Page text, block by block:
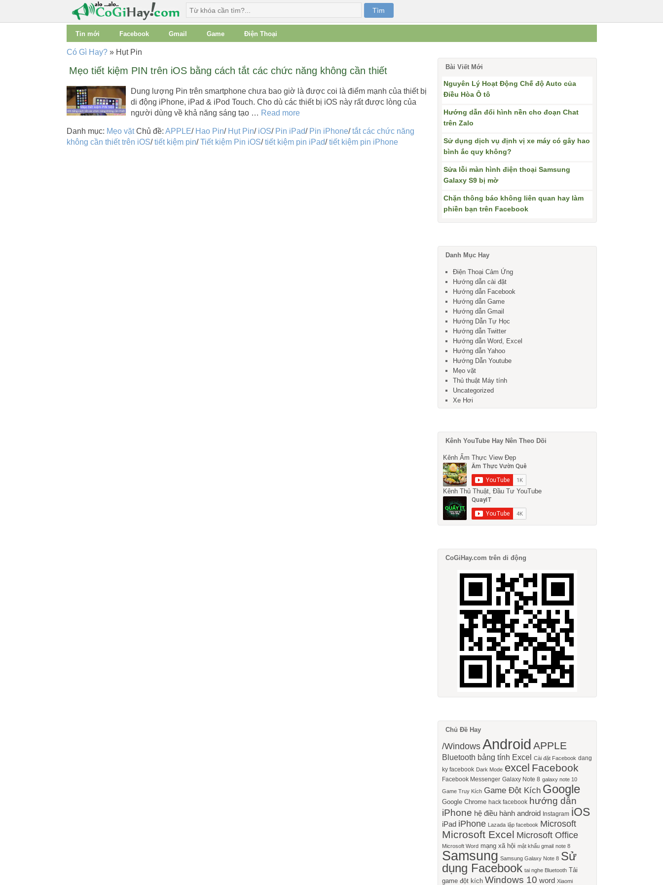
Tin mới Facebook Gmail Game Điện Thoại
Có Gì Hay? »Hụt Pin
Mẹo tiết kiệm PIN trên iOS bằng cách tắt các chức năng không cần thiết
Dung lượng Pin trên smartphone chưa bao giờ là được coi là điểm mạnh của thiết bị
di động iPhone, iPad & iPod Touch. Cho dù các thiết bị iOS này rất được lòng của
người dùng về khả năng sáng tạo … Read more
Danh mục: Mẹo vặt Chủ đề: APPLE/ Hao Pin/ Hụt Pin/ iOS/ Pin iPad/ Pin iPhone/tắt các chức năng
không cần thiết trên iOS/tiết kiệm pin/Tiết kiệm Pin iOS/tiết kiệm pin iPad/tiết kiệm pin iPhone
Bài Viết Mới
Nguyên Lý Hoạt Động Chế độ Auto của
Điều Hòa Ô tô
Hướng dẫn đổi hình nền cho đoạn Chat
trên Zalo
Sử dụng dịch vụ định vị xe máy có gây hao
bình ắc quy không?
Sửa lỗi màn hình điện thoại Samsung
Galaxy S9 bị mờ
Chặn thông báo không liên quan hay làm
phiền bạn trên Facebook
Danh Mục Hay
Điện Thoại Cảm Ứng
Hướng dẫn cài đặt
Hướng dẫn Facebook
Hướng dẫn Game
Hướng dẫn Gmail
Hướng Dẫn Tự Học
Hướng dẫn Twitter
Hướng dẫn Word, Excel
Hướng dẫn Yahoo
Hướng Dẫn Youtube
Mẹo vặt
Thủ thuật Máy tính
Uncategorized
Xe Hơi
Kênh YouTube Hay Nên Theo Dõi
Kênh Ẩm Thực View Đẹp
Kênh Thủ Thuật, Đầu Tư YouTube
CoGiHay.com trên di động
Chủ Đề Hay
/Windows Android APPLE
Bluetooth bảng tính Excel Cài đặt Facebook dang
ky facebook Dark Mode excel Facebook
Facebook Messenger Galaxy Note 8 galaxy note 10
Game Truy Kích Game Đột Kích Google
Google Chrome hack facebook hướng dẫn
iPhone hệ điều hành android Instagram iOS
iPad iPhone Lazada lập facebook Microsoft
Microsoft Excel Microsoft Office
Microsoft Word mạng xã hội mật khẩu gmail note 8
Samsung Samsung Galaxy Note 8 Sử
dụng Facebook tai nghe Bluetooth Tải
game đột kích Windows 10 word Xiaomi